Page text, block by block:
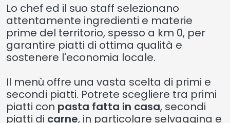
Lo chef ed il suo staff selezionano
attentamente ingredienti e materie
prime del territorio, spesso a km 0, per
garantire piatti di ottima qualità e
sostenere l'economia locale.
Il menù offre una vasta scelta di primi e
secondi piatti. Potrete scegliere tra primi
piatti con pasta fatta in casa, secondi
piatti di carne, in particolare selvaggina e